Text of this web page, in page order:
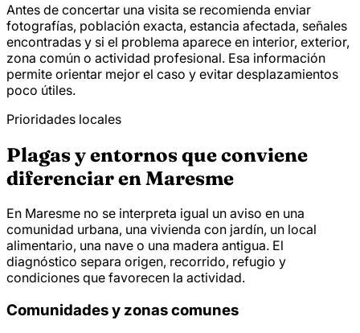
Antes de concertar una visita se recomienda enviar
fotografías, población exacta, estancia afectada, señales
encontradas y si el problema aparece en interior, exterior,
zona común o actividad profesional. Esa información
permite orientar mejor el caso y evitar desplazamientos
poco útiles.
Prioridades locales
Plagas y entornos que conviene
diferenciar en Maresme
En Maresme no se interpreta igual un aviso en una
comunidad urbana, una vivienda con jardín, un local
alimentario, una nave o una madera antigua. El
diagnóstico separa origen, recorrido, refugio y
condiciones que favorecen la actividad.
Comunidades y zonas comunes